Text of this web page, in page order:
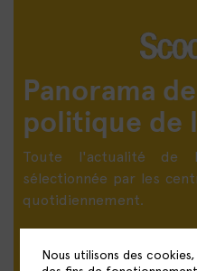
Panorama
politique de
Toute l'actualité
sélectionnée par les
quotidiennement.
DÉCOUVRIR LE
Nous utilisons des